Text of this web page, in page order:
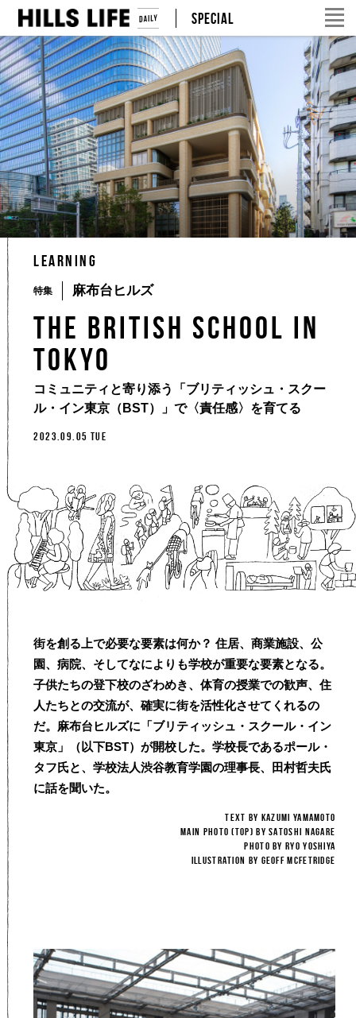
SPECIAL
LEARNING
特集 麻布台ヒルズ
The British School in
Tokyo
コミュニティと寄り添う「ブリティッシュ・スクー
ル・イン東京（BST）」で〈責任感〉を育てる
2023.09.05 TUE
街を創る上で必要な要素は何か？ 住居、商業施設、公
園、病院、そしてなによりも学校が重要な要素となる。
子供たちの登下校のざわめき、体育の授業での歓声、住
人たちとの交流が、確実に街を活性化させてくれるの
だ。麻布台ヒルズに「ブリティッシュ・スクール・イン
東京」（以下BST）が開校した。学校長であるポール・
タフ氏と、学校法人渋谷教育学園の理事長、田村哲夫氏
に話を聞いた。
TEXT BY Kazumi Yamamoto
Main PHOTO (TOP) BY SATOSHI NAGARE
PHOTO BY Ryo Yoshiya
illustration by Geoff McFetridge